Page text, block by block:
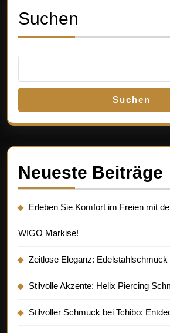
Suchen
Suchen
Neueste Beiträge
Erleben Sie Komfort im Freien mit
WIGO Markise!
Zeitlose Eleganz: Edelstahlschmuck
Stilvolle Akzente: Helix Piercing
Stilvoller Schmuck bei Tchibo: